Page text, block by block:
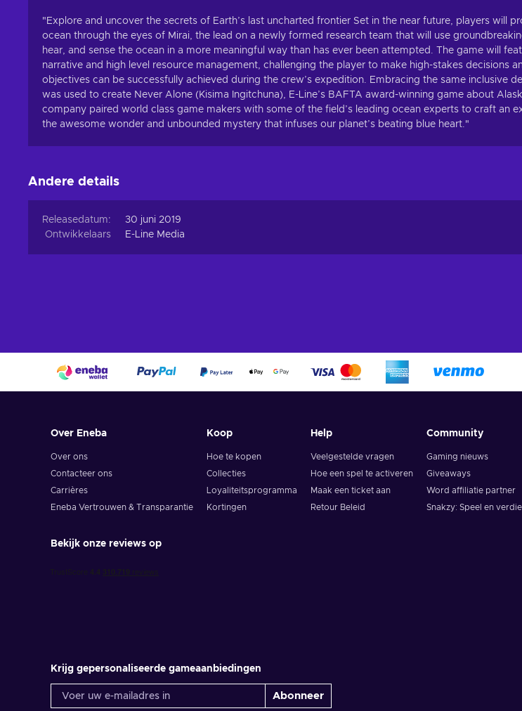
"Explore and uncover the secrets of Earth’s last uncharted frontier Set in the near future, players will
ocean through the eyes of Mirai, the lead on a newly formed research team that will use
hear, and sense the ocean in a more meaningful way than has ever been attempted. The game will
narrative and high level resource management, challenging the player to make high-stakes decisions
objectives can be successfully achieved during the crew’s expedition. Embracing the same inclusive
was used to create Never Alone (Kisima Ingitchuna), E-Line’s BAFTA award-winning game about
company paired world class game makers with some of the field’s leading ocean experts to craft an
the awesome wonder and unbounded mystery that infuses our planet’s beating blue heart."
Andere details
Releasedatum:
30 juni 2019
Ontwikkelaars
E-Line Media
Over Eneba
Over ons
Contacteer ons
Carrières
Eneba Vertrouwen & Transparantie
Koop
Hoe te kopen
Collecties
Loyaliteitsprogramma
Kortingen
Help
Veelgestelde vragen
Hoe een spel te activeren
Maak een ticket aan
Retour Beleid
Community
Gaming nieuws
Giveaways
Word affiliatie partner
Snakzy: Speel en
Bekijk onze reviews op
Krijg gepersonaliseerde gameaanbiedingen
Abonneer